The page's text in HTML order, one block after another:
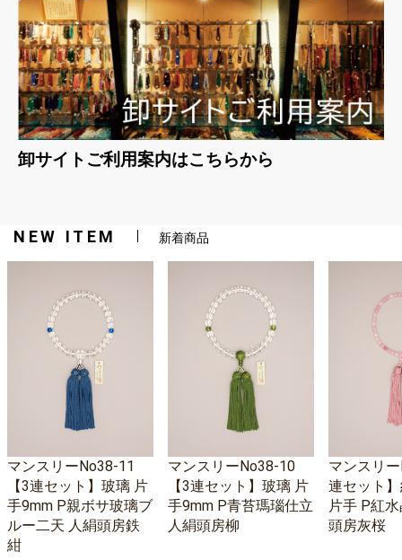
卸サイトご利用案内はこちらから
NEW ITEM 新着商品
マンスリーNo38-11
【3連セット】玻璃 片
手9mm P親ボサ玻璃ブ
ルー二天 人絹頭房鉄
紺
マンスリーNo38-10
【3連セット】玻璃 片
手9mm P青苔瑪瑙仕立
人絹頭房柳
マンスリ
連セット
片手 P紅
頭房灰桜